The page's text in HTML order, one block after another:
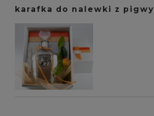
karafka do nalewki z pigwy